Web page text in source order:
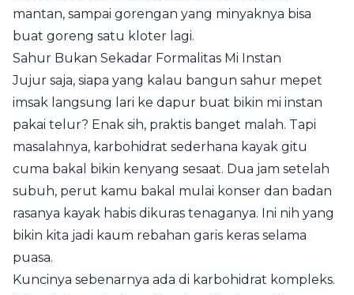
mantan, sampai gorengan yang minyaknya bisa
buat goreng satu kloter lagi.
Sahur Bukan Sekadar Formalitas Mi Instan
Jujur saja, siapa yang kalau bangun sahur mepet
imsak langsung lari ke dapur buat bikin mi instan
pakai telur? Enak sih, praktis banget malah. Tapi
masalahnya, karbohidrat sederhana kayak gitu
cuma bakal bikin kenyang sesaat. Dua jam setelah
subuh, perut kamu bakal mulai konser dan badan
rasanya kayak habis dikuras tenaganya. Ini nih yang
bikin kita jadi kaum rebahan garis keras selama
puasa.
Kuncinya sebenarnya ada di karbohidrat kompleks.